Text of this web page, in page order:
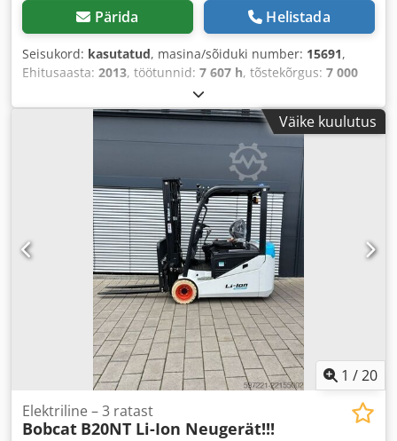
Pärida Helistada
Seisukord: kasutatud, masina/sõiduki number: 15691,
Ehitusaasta: 2013, töötunnid: 7 607 h, tõstekõrgus: 7 000
Väike kuulutus
1 /20
Elektriline – 3 ratast
Bobcat B20NT Li-Ion Neugerät!!!